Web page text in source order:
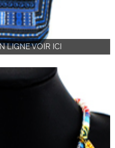
LIGNE VOIR ICI